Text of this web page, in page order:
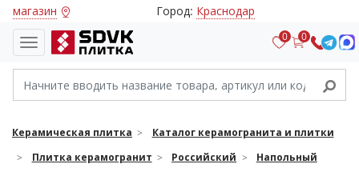
магазин Город: Краснодар
0 0
Керамическая плитка
Каталог керамогранита и плитки
Плитка керамогранит
Российский
Напольный